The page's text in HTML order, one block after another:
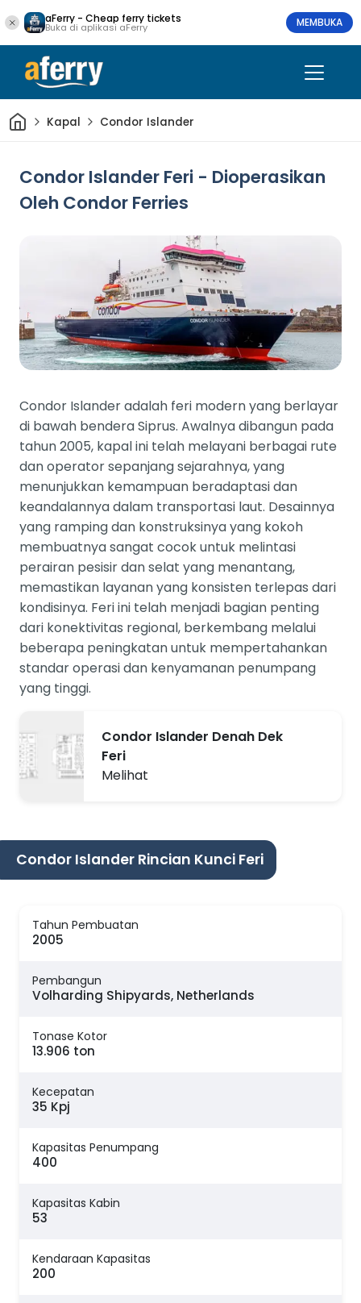
aFerry - Cheap ferry tickets
Buka di aplikasi aFerry MEMBUKA
Rumah
Kapal Condor Islander
Condor Islander Feri - Dioperasikan
Oleh Condor Ferries
Condor Islander adalah feri modern yang berlayar
di bawah bendera Siprus. Awalnya dibangun pada
tahun 2005, kapal ini telah melayani berbagai rute
dan operator sepanjang sejarahnya, yang
menunjukkan kemampuan beradaptasi dan
keandalannya dalam transportasi laut. Desainnya
yang ramping dan konstruksinya yang kokoh
membuatnya sangat cocok untuk melintasi
perairan pesisir dan selat yang menantang,
memastikan layanan yang konsisten terlepas dari
kondisinya. Feri ini telah menjadi bagian penting
dari konektivitas regional, berkembang melalui
beberapa peningkatan untuk mempertahankan
standar operasi dan kenyamanan penumpang
yang tinggi.
Condor Islander Denah Dek
Feri
Melihat
Condor Islander Rincian Kunci Feri
Tahun Pembuatan
2005
Pembangun
Volharding Shipyards, Netherlands
Tonase Kotor
13.906 ton
Kecepatan
35 Kpj
Kapasitas Penumpang
400
Kapasitas Kabin
53
Kendaraan Kapasitas
200